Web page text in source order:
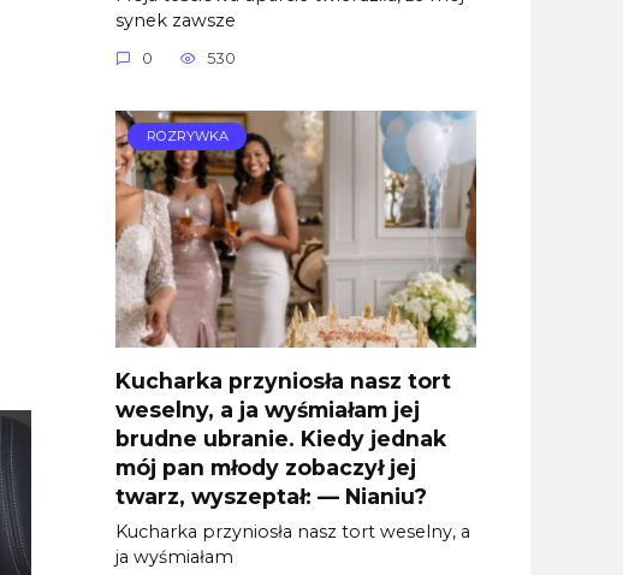
synek zawsze
0 530
ROZRYWKA
Kucharka przyniosła nasz tort
weselny, a ja wyśmiałam jej
brudne ubranie. Kiedy jednak
mój pan młody zobaczył jej
twarz, wyszeptał: — Nianiu?
Kucharka przyniosła nasz tort weselny, a
ja wyśmiałam